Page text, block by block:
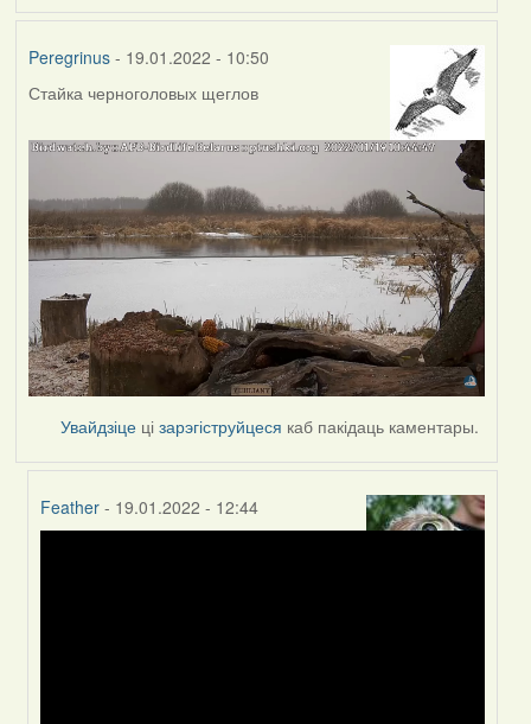
Peregrinus- 19.01.2022 - 10:50
Стайка черноголовых щеглов
Увайдзіце цізарэгіструйцеся каб пакідаць каментары.
Feather - 19.01.2022 - 12:44